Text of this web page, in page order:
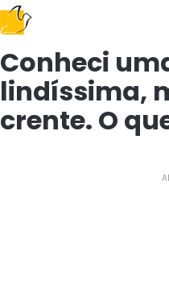
Following the Gospel
Conheci
lindíssima,
crente. O